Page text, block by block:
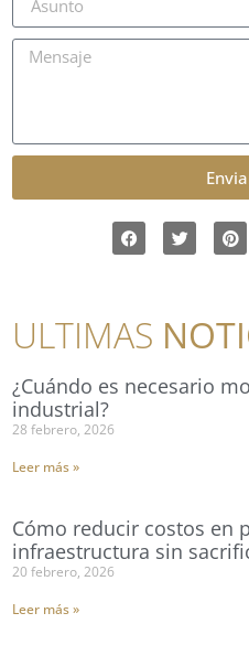
ULTIMAS
¿Cuándo es necesario
industrial?
28 febrero, 2026
Leer más »
Cómo reducir costos en
infraestructura sin
20 febrero, 2026
Leer más »